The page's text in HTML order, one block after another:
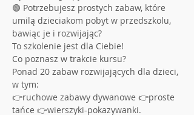
🟢 Potrzebujesz prostych zabaw, które
umilą dzieciakom pobyt w przedszkolu,
bawiąc je i rozwijając?
To szkolenie jest dla Ciebie!
Co poznasz w trakcie kursu?
Ponad 20 zabaw rozwijających dla dzieci,
w tym:
👉ruchowe zabawy dywanowe 👉proste
tańce 👉wierszyki-pokazywanki.